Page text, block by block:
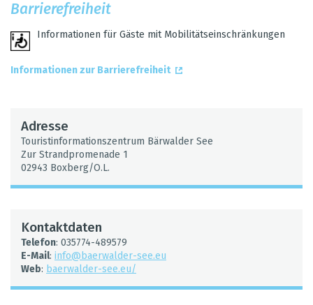
Bar­rie­re­frei­heit
Infor­ma­tio­nen für Gäste mit Mobi­li­täts­ein­schrän­kun­gen
Infor­ma­tio­nen zur Bar­rie­re­frei­heit
Adresse
Tou­rist­in­for­ma­ti­ons­zen­trum Bär­wal­der See
Zur Strand­pro­me­nade 1
02943 Box­berg/O.L.
Kon­takt­da­ten
Tele­fon: 035774-489579
E-Mail: info@​baerwalder-​see.​eu
Web: baer­wal­der-see.eu/